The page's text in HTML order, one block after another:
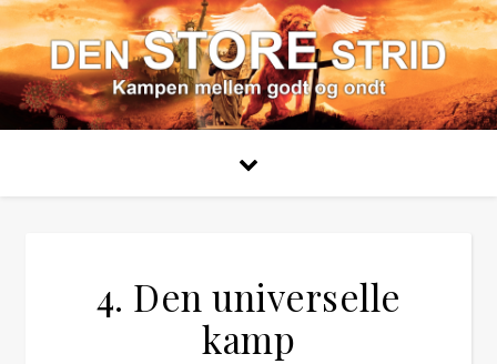
4. Den universelle
kamp